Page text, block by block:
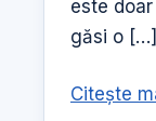
este
găsi o […]
Citește